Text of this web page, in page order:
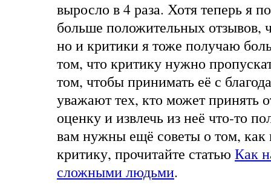
выросло в 4 раза. Хотя теперь я
больше положительных отзывов,
но и критики я тоже получаю
том, что критику нужно
том, чтобы принимать её с
уважают тех, кто может принять
оценку и извлечь из неё что-то
вам нужны ещё советы о том, как
критику, прочитайте статью Как
сложными людьми.